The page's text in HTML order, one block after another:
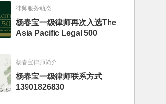
律师服务动态
杨春宝一级律师再次入选The
Asia Pacific Legal 500
杨春宝律师简介
杨春宝一级律师联系方式
13901826830